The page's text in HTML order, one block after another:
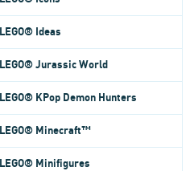
LEGO® Ideas
LEGO® Jurassic World
LEGO® KPop Demon Hunters
LEGO® Minecraft™
LEGO® Minifigures